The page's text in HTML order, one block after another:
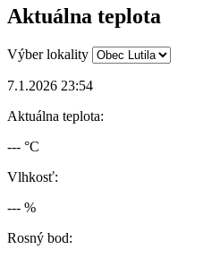
Aktuálna teplota
Výber lokality
7.1.2026 23:54
Aktuálna teplota:
--- °C
Vlhkosť:
--- %
Rosný bod: